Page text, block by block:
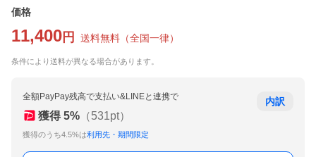
価格
11,400 円 送料無料 （全国一律）
条件により送料が異なる場合があります。
全額PayPay残高で支払い&LINEと連携で
獲得 5% （531pt）
獲得のうち4.5%は利用先・期間限定
内訳